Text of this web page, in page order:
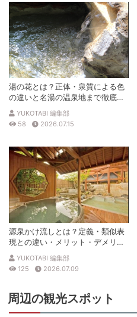
湯の花とは？正体・泉質による色
の違いと名湯の温泉地まで徹底解
説
YUKOTABI 編集部
58
2026.07.15
源泉かけ流しとは？定義・類似表
現との違い・メリット・デメリッ
トを解説
YUKOTABI 編集部
125
2026.07.09
周辺の観光スポット